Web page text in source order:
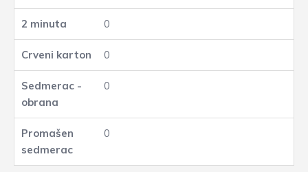
0
0
0
0